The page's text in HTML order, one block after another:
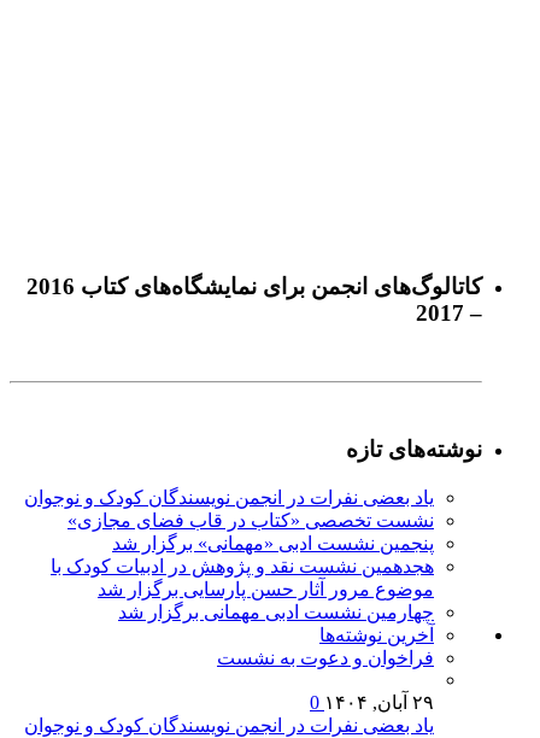
كاتالوگ‌های انجمن برای نمايشگاه‌های كتاب 2016
– 2017
نوشته‌های تازه
یاد بعضی نفرات در انجمن نویسندگان کودک و نوجوان
نشست تخصصی «کتاب در قاب فضای مجازی»
پنجمین نشست ادبی «مهمانی» برگزار شد
هجدهمین نشست نقد و پژوهش در ادبیات کودک با
موضوع مرور آثار حسن پارسایی برگزار شد
چهارمین نشست ادبی مهمانی برگزار شد
آخرين‌ نوشته‌ها
فراخوان و دعوت به نشست
۲۹ آبان, ۱۴۰۴
یاد بعضی نفرات در انجمن نویسندگان کودک و نوجوان